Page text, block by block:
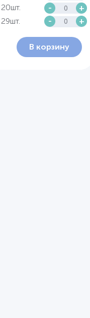
20шт. - +
29шт. - +
В корзину